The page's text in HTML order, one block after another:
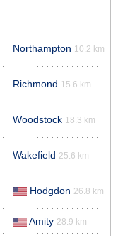
Northampton 10.2 km
Richmond 15.6 km
Woodstock 18.3 km
Wakefield 25.6 km
Hodgdon 26.8 km
Amity 28.9 km